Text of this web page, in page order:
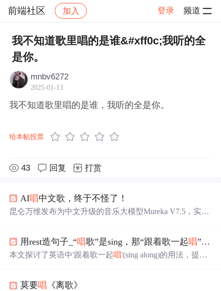
前端社区 加入 登录 频道
社区 前端社区 感慨 帖子详情
我不知道歌里唱的是谁&#xff0c;我听的全
是你。
mnbv6272
2025-01-13
我不知道歌里唱的是谁，我听的全是你。
给本帖投票
43 回复 打赏
AI唱中文歌，终于不怪了！
昆仑万维发布为中文升级的音乐大模型Mureka V7.5，实测
向建模等提升演唱
效果。同时发布的MoE - TTS语音合成
技术是关键支撑，应用场景广泛。
用rest造句子_“唱歌”是sing，那“跟着歌一起唱”用英语怎么说？Sing什么呢？...
本文探讨了英语中'跟着歌一起唱'(sing along)的用法，提供
ng'的词组练习造句。
莫要唱 《离歌》